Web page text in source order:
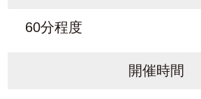
60分程度
開催時間